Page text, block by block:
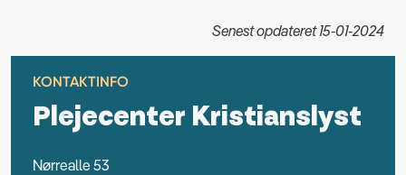
Senest opdateret 15-01-2024
KONTAKTINFO
Plejecenter Kristianslyst
Nørrealle 53